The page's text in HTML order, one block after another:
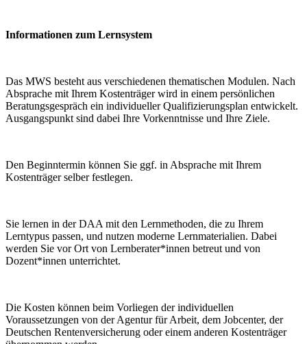
Informationen zum Lernsystem
Das MWS besteht aus verschiedenen thematischen Modulen. Nach
Absprache mit Ihrem Kostenträger wird in einem persönlichen
Beratungsgespräch ein individueller Qualifizierungsplan entwickelt.
Ausgangspunkt sind dabei Ihre Vorkenntnisse und Ihre Ziele.
Den Beginntermin können Sie ggf. in Absprache mit Ihrem
Kostenträger selber festlegen.
Sie lernen in der DAA mit den Lernmethoden, die zu Ihrem
Lerntypus passen, und nutzen moderne Lernmaterialien. Dabei
werden Sie vor Ort von Lernberater*innen betreut und von
Dozent*innen unterrichtet.
Die Kosten können beim Vorliegen der individuellen
Voraussetzungen von der Agentur für Arbeit, dem Jobcenter, der
Deutschen Rentenversicherung oder einem anderen Kostenträger